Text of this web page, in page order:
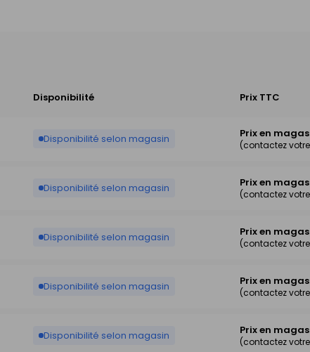
Disponibilité Prix TTC
Disponibilité selon magasin Prix en
(contactez
Disponibilité selon magasin Prix en
(contactez
Disponibilité selon magasin Prix en
(contactez
Disponibilité selon magasin Prix en
(contactez
Disponibilité selon magasin Prix en
(contactez